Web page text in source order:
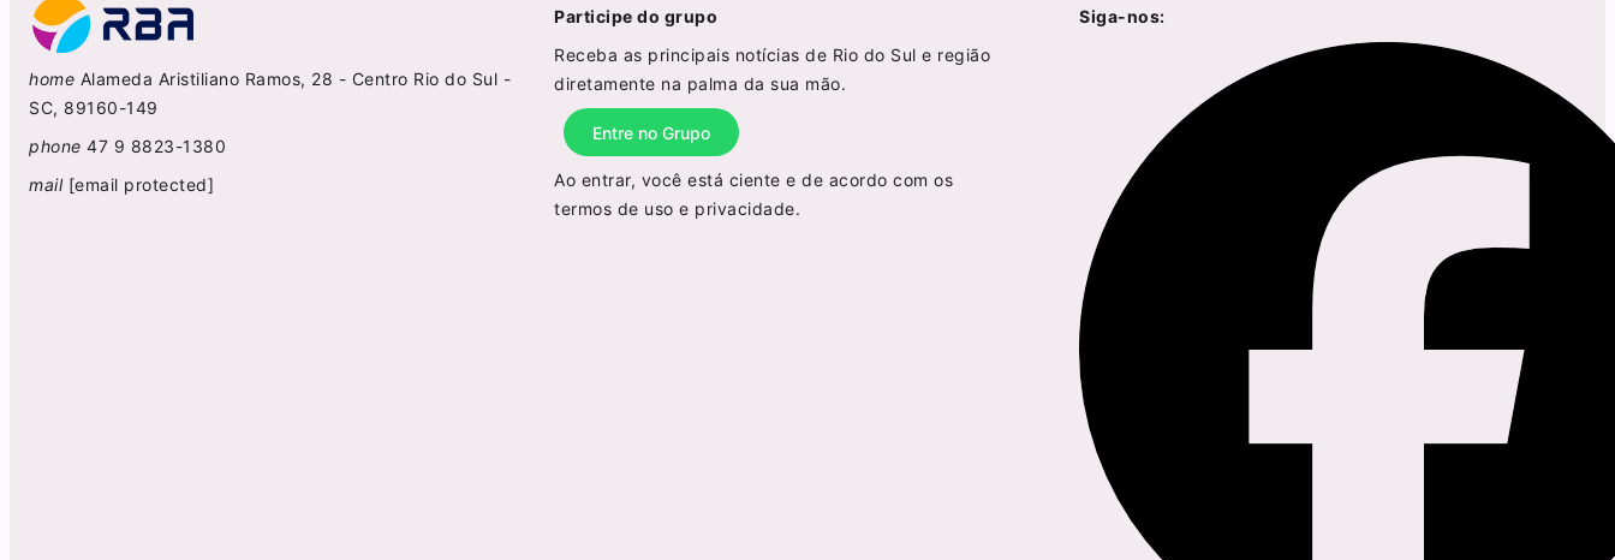
home Alameda Aristiliano Ramos, 28 - Centro Rio do Sul -
SC, 89160-149
phone 47 9 8823-1380
mail [email protected]
Participe do grupo
Receba as principais notícias de Rio do Sul e região
diretamente na palma da sua mão.
Entre no Grupo
Ao entrar, você está ciente e de acordo com os
termos de uso e privacidade.
Siga-nos: